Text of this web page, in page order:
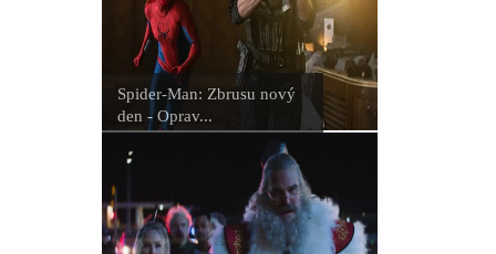
Spider-Man: Zbrusu nový
den - Oprav...